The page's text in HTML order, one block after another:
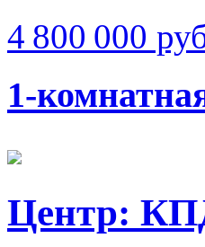
4 800 000
1-
Центр: